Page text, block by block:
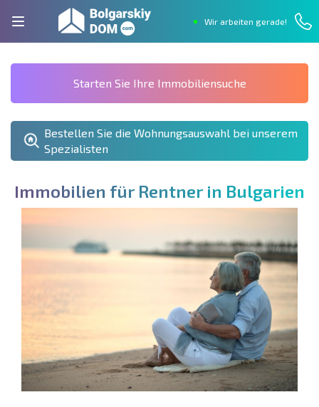
Wir arbeiten gerade!
Starten Sie Ihre Immobiliensuche
Bestellen Sie die Wohnungsauswahl bei unserem
Spezialisten
Immobilien für Rentner in Bulgarien